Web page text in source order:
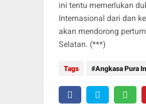
ini tentu memerlukan
Internasional dari dan
akan mendorong
Selatan. (***)
Tags Angkasa Pura